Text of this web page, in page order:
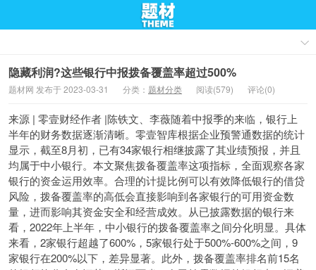
隐藏利润?这些银行中报拨备覆盖率超过500%
题材网 发布于 2023-03-31 分类： 题材分类 阅读(579) 评论(0)
来源 | 零壹财经作者 |陈铁文、李薇随着中报季的来临，银行上
半年的财务数据逐渐清晰。零壹智库根据企业预警通数据的统计
显示，截至8月初，已有34家银行相继披露了其业绩预报，并且
均属于中小银行。本文聚焦拨备覆盖率这项指标，全面观察各家
银行的资金运用效率。合理的计提比例可以有效降低银行的借贷
风险，拨备覆盖率的高低会直接影响到各家银行的可用资金数
量，进而影响其资金安全和经营成效。从已披露数据的银行来
看，2022年上半年，中小银行的拨备覆盖率之间分化明显。具体
来看，2家银行超越了600%，5家银行处于500%-600%之间，9
家银行在200%以下，差异显著。此外，拨备覆盖率排名前15名